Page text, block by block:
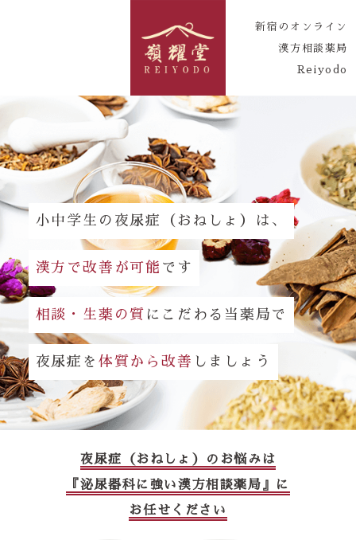
新宿のオンライン
漢方相談薬局
Reiyodo
小中学生の夜尿症（おねしょ）は、
漢方で改善が可能 です
相談・生薬の質 にこだわる当薬局で
夜尿症を 体質から改善 しましょう
夜尿症（おねしょ）のお悩みは
『泌尿器科に強い漢方相談薬局』に
お任せください